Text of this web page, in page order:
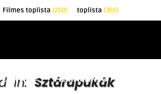
Filmes toplista (250) toplista (365)
FILMAJÁNLÓ
in: Sztárapukák